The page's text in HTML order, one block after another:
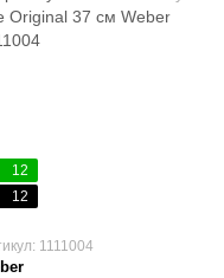
12
12
1111004